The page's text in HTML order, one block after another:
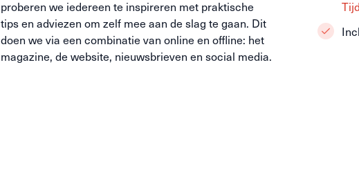
proberen we iedereen te inspireren met praktische
tips en adviezen om zelf mee aan de slag te gaan. Dit
doen we via een combinatie van online en offline: het
magazine, de website, nieuwsbrieven en social media.